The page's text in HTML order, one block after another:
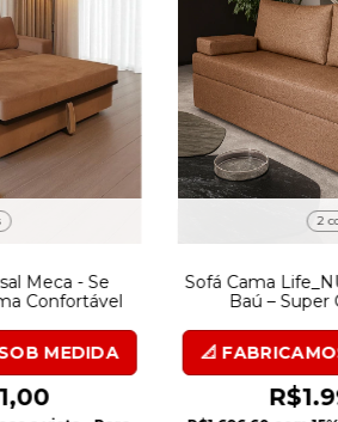
Meca - Se
Confortável
2
Sofá Cama
Baú –